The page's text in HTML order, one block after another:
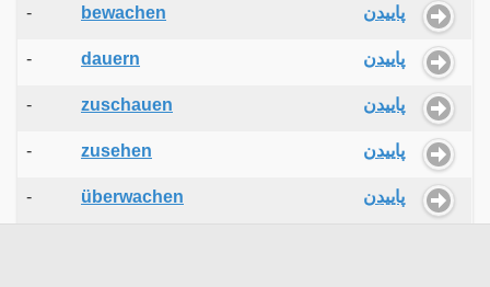
- bewachen پاییدن
- dauern پاییدن
- zuschauen پاییدن
- zusehen پاییدن
- überwachen پاییدن